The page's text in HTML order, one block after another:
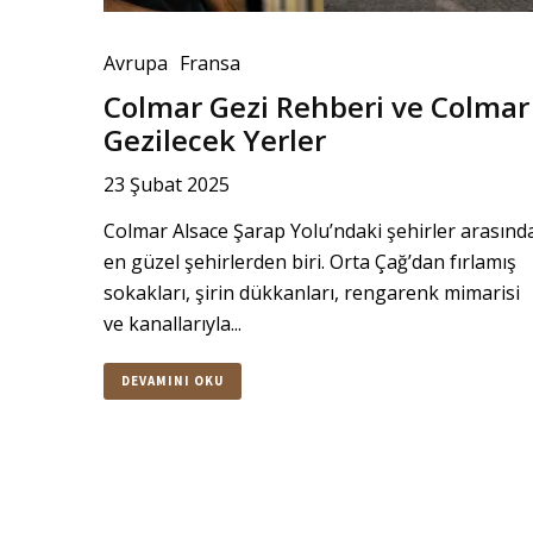
Avrupa Fransa
Colmar Gezi Rehberi ve Colmar
Gezilecek Yerler
23 Şubat 2025
Colmar Alsace Şarap Yolu’ndaki şehirler
en güzel şehirlerden biri. Orta Çağ’dan fırlamış
sokakları, şirin dükkanları, rengarenk mimarisi
ve kanallarıyla...
DEVAMINI OKU